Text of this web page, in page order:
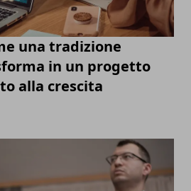
una tradizione
in un progetto
alla crescita